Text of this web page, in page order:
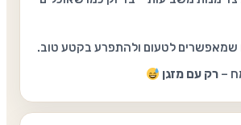
שמאפשרים לטעום ולהתפרע בקטע טוב.
– רק עם מזגן